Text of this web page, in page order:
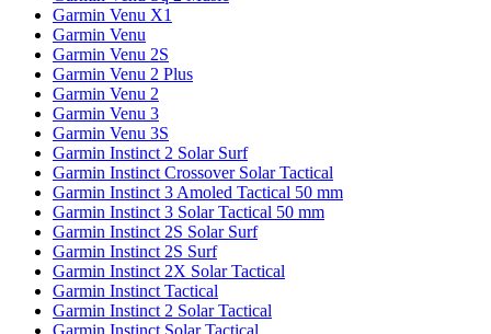
Garmin Venu X1
Garmin Venu
Garmin Venu 2S
Garmin Venu 2 Plus
Garmin Venu 2
Garmin Venu 3
Garmin Venu 3S
Garmin Instinct 2 Solar Surf
Garmin Instinct Crossover Solar Tactical
Garmin Instinct 3 Amoled Tactical 50 mm
Garmin Instinct 3 Solar Tactical 50 mm
Garmin Instinct 2S Solar Surf
Garmin Instinct 2S Surf
Garmin Instinct 2X Solar Tactical
Garmin Instinct Tactical
Garmin Instinct 2 Solar Tactical
Garmin Instinct Solar Tactical